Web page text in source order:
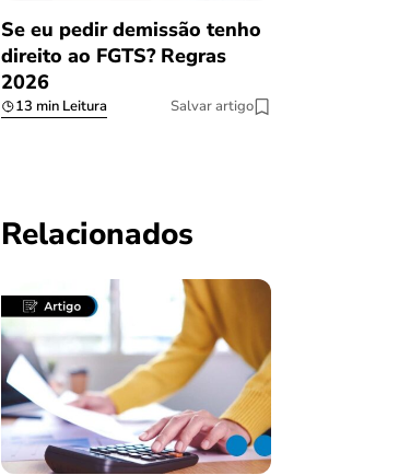
Achei muito rápido,
burocracia
Comentário retirado da nossa
08/03/2023
Se eu pedir demissão tenho
direito ao FGTS? Regras
2026
13 min Leitura Salvar artigo
Relacionados